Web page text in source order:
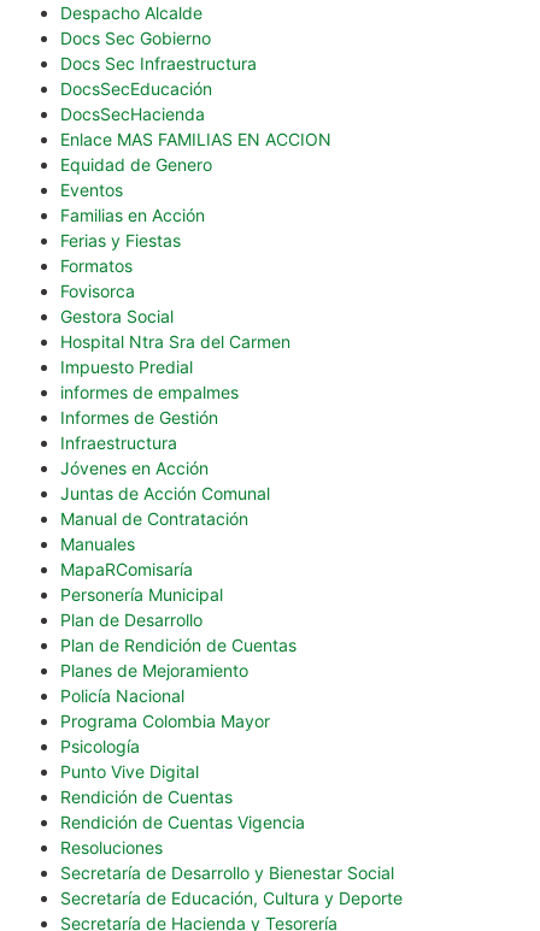
Despacho Alcalde
Docs Sec Gobierno
Docs Sec Infraestructura
DocsSecEducación
DocsSecHacienda
Enlace MAS FAMILIAS EN ACCION
Equidad de Genero
Eventos
Familias en Acción
Ferias y Fiestas
Formatos
Fovisorca
Gestora Social
Hospital Ntra Sra del Carmen
Impuesto Predial
informes de empalmes
Informes de Gestión
Infraestructura
Jóvenes en Acción
Juntas de Acción Comunal
Manual de Contratación
Manuales
MapaRComisaría
Personería Municipal
Plan de Desarrollo
Plan de Rendición de Cuentas
Planes de Mejoramiento
Policía Nacional
Programa Colombia Mayor
Psicología
Punto Vive Digital
Rendición de Cuentas
Rendición de Cuentas Vigencia
Resoluciones
Secretaría de Desarrollo y Bienestar Social
Secretaría de Educación, Cultura y Deporte
Secretaría de Hacienda y Tesorería